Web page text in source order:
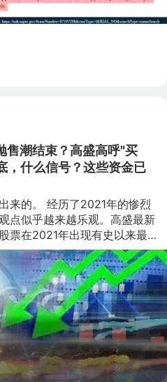
潮结束？高盛高呼"买
，什么信号？这些资金已
来的。 经历了2021年的惨烈
点似乎越来越乐观。高盛最新
票在2021年出现有史以来最
策缓和后，2022年将出现买
杰富瑞在报告也指出，中国公
现在可能已经到了抄底的时
、退市……成为了中概股
来看，在美国上市的中概股
累计缩水超8153亿美元（约
，在香港上市的新经济互联网
生科技指数的30只成份股的